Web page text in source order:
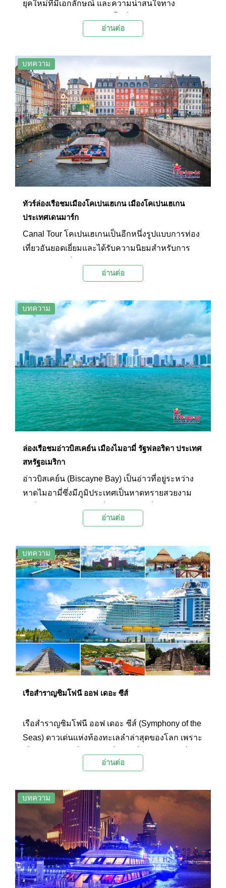
ยุคใหม่ที่มีเอกลักษณ์ และความน่าสนใจทาง
แม่น้ำใหญ่ หนึ่งกิจกรรมน่าทำเมื่อมาเที่ยวเมืองเกนต์
(Leie River) เพื่อชมเมืองที่เต็มไปด้วยความรุ่มรวย
ทางประวัติศาสตร์แห่งนี้
อ่านต่อ
บทความ
ทัวร์ล่องเรือชมเมืองโคเปนเฮเกน เมืองโคเปนเฮเกน
ประเทศเดนมาร์ก
Canal Tour โคเปนเฮเกนเป็นอีกหนึ่งรูปแบบการท่อง
เที่ยวอันยอดเยี่ยมและได้รับความนิยมสำหรับการ
เป็นโอกาสที่นักท่องเที่ยวจะได้ชมสถานที่ต่างๆ ของ
แล่นไปตามสายน้ำของเมืองโคเปนเฮเกน
อ่านต่อ
บทความ
ล่องเรือชมอ่าวบิสเคย์น เมืองไมอามี่ รัฐฟลอริดา ประเทศ
สหรัฐอเมริกา
อ่าวบิสเคย์น (Biscayne Bay) เป็นอ่าวที่อยู่ระหว่าง
หาดไมอามี่ซึ่งมีภูมิประเทศเป็นหาดทรายสวยงาม
ท่าเรือเป็นหลักจนได้ชื่อว่าเป็นศูนย์กลางธุรกิจเรือ
หลากหลายรูปแบบตามไลฟ์สไตล์ของนักท่องเที่ยว
สำหรับการล่องเรือชมอ่าวนั้นนักท่องเที่ยวจะ
สามารถมองเห็นเส้นขอบฟ้าของเมืองไมอามี่และ
ทิวทัศน์รอบอ่าวบิสเคย์นที่เต็มไปด้วยคฤหาสน์สุดหรู
และเรือยอชต์มากมายสมกับความเป็นเมืองชั้นนำใน
การท่องเที่ยวของโลก
อ่านต่อ
บทความ
เรือสำราญซิมโฟนี ออฟ เดอะ ซีส์
เรือสำราญซิมโฟนี ออฟ เดอะ ซีส์ (Symphony of the
Seas) ดาวเด่นแห่งท้องทะเลลำล่าสุดของโลก เพราะ
ในโลก ณ ปัจจุบัน โดยเรือสำราญซิมโฟนี ออฟ เดอะ
อินเตอร์เนชั่นแนล (Royal Carribban International)
บริษัทเดินเรือสำราญขนาดใหญ่สัญชาติอเมริกันที่ถือ
ครองส่วนแบ่งการตลาดของธุรกิจเดินเรือทั่วโลกถึง
17 เปอร์เซ็น มีภาพจำสำคัญคือเรือสำราญทุกลำ
ภายในเครือของบริษัทจะมีฉายาต่อท้ายชื่อเรือว่า
“ออฟ เดอะ ซีส์” (of the Seas) เสมอ โดยผลงานชิ้น
เอกลำล่าสุดของบริษัทอย่าง เรือสำราญซิมโฟนี ออฟ
อ่านต่อ
บทความ